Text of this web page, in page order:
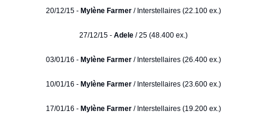
20/12/15 - Mylène Farmer / Interstellaires (22.100 ex.)
27/12/15 - Adele / 25 (48.400 ex.)
03/01/16 - Mylène Farmer / Interstellaires (26.400 ex.)
10/01/16 - Mylène Farmer / Interstellaires (23.600 ex.)
17/01/16 - Mylène Farmer / Interstellaires (19.200 ex.)